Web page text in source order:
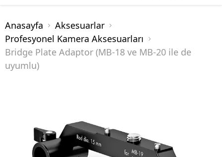
Anasayfa
Aksesuarlar
Profesyonel Kamera Aksesuarları
Bridge Plate Adaptor (MB-18 ve MB-20 ile de
uyumlu)